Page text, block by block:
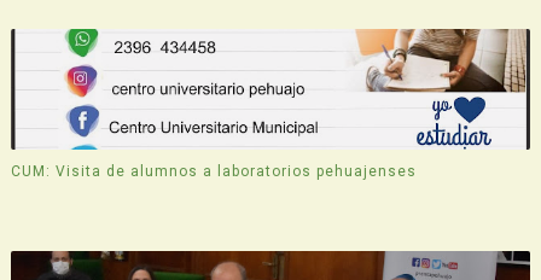
CUM: Visita de alumnos a laboratorios pehuajenses